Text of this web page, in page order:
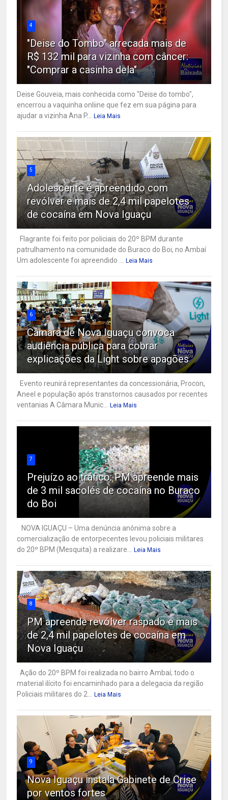
4
"Deise do Tombo" arrecada mais de
R$ 132 mil para vizinha com câncer:
"Comprar a casinha dela"
Deise Gouveia, mais conhecida como "Deise do tombo",
encerrou a vaquinha onliine que fez em sua página para
ajudar a vizinha Ana P... Leia Mais
5
Adolescente é apreendido com
revólver e mais de 2,4 mil papelotes
de cocaína em Nova Iguaçu
Flagrante foi feito por policiais do 20º BPM durante
patrulhamento na comunidade do Buraco do Boi, no Ambaí
Um adolescente foi apreendido ... Leia Mais
6
Câmara de Nova Iguaçu convoca
audiência pública para cobrar
explicações da Light sobre apagões
Evento reunirá representantes da concessionária, Procon,
Aneel e população após transtornos causados por recentes
ventanias A Câmara Munic... Leia Mais
7
Prejuízo ao tráfico: PM apreende mais
de 3 mil sacolés de cocaína no Buraco
do Boi
NOVA IGUAÇU – Uma denúncia anônima sobre a
comercialização de entorpecentes levou policiais militares
do 20º BPM (Mesquita) a realizare... Leia Mais
8
PM apreende revólver raspado e mais
de 2,4 mil papelotes de cocaína em
Nova Iguaçu
Ação do 20º BPM foi realizada no bairro Ambaí; todo o
material ilícito foi encaminhado para a delegacia da região
Policiais militares do 2... Leia Mais
9
Nova Iguaçu instala Gabinete de Crise
por ventos fortes